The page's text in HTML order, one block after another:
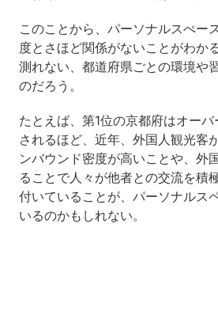
このことから、パーソナルスぺー
度とさほど関係がないことがわか
測れない、都道府県ごとの環境や
のだろう。
たとえば、第1位の京都府はオー
されるほど、近年、外国人観光客
ンバウンド密度が高いことや、外
ることで人々が他者との交流を積
付いていることが、パーソナルス
いるのかもしれない。